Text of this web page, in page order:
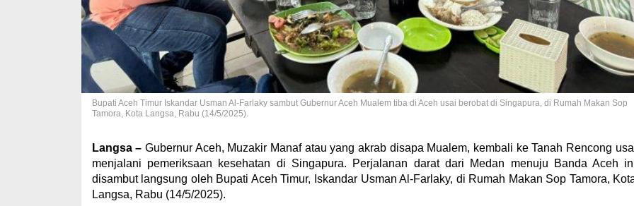
Bupati Aceh Timur Iskandar Usman Al-Farlaky sambut Gubernur Aceh Mualem tiba di Aceh usai berobat di Singapura, di Rumah Makan Sop
Tamora, Kota Langsa, Rabu (14/5/2025).
Langsa – Gubernur Aceh, Muzakir Manaf atau yang akrab disapa Mualem, kembali ke Tanah Rencong
menjalani pemeriksaan kesehatan di Singapura. Perjalanan darat dari Medan menuju Banda Aceh
disambut langsung oleh Bupati Aceh Timur, Iskandar Usman Al-Farlaky, di Rumah Makan Sop Tamora,
Langsa, Rabu (14/5/2025).